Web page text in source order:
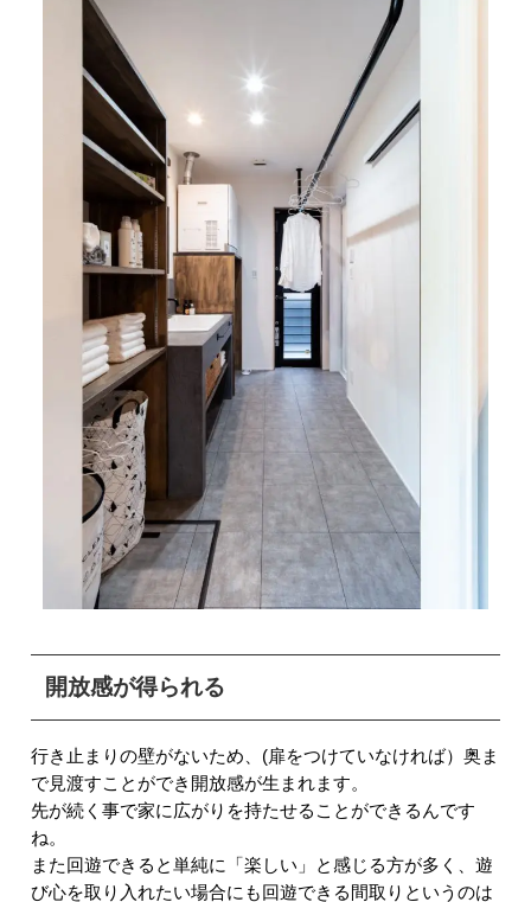
開放感が得られる
行き止まりの壁がないため、(扉をつけていなければ）奥ま
で見渡すことができ開放感が生まれます。
先が続く事で家に広がりを持たせることができるんです
ね。
また回遊できると単純に「楽しい」と感じる方が多く、遊
び心を取り入れたい場合にも回遊できる間取りというのは